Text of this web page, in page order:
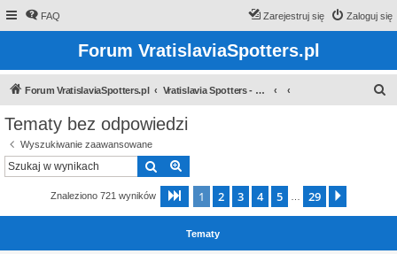
FAQ Zaloguj się
Zarejestruj się
Forum VratislaviaSpotters.pl
Forum VratislaviaSpotters.pl Vratislavia Spotters - Wroclawska grupa spotterska
Tematy bez odpowiedzi
Wyszukiwanie zaawansowane
Szukaj
Znaleziono 721 wyników Strona z29
1 2 3 4 5 29
Tematy